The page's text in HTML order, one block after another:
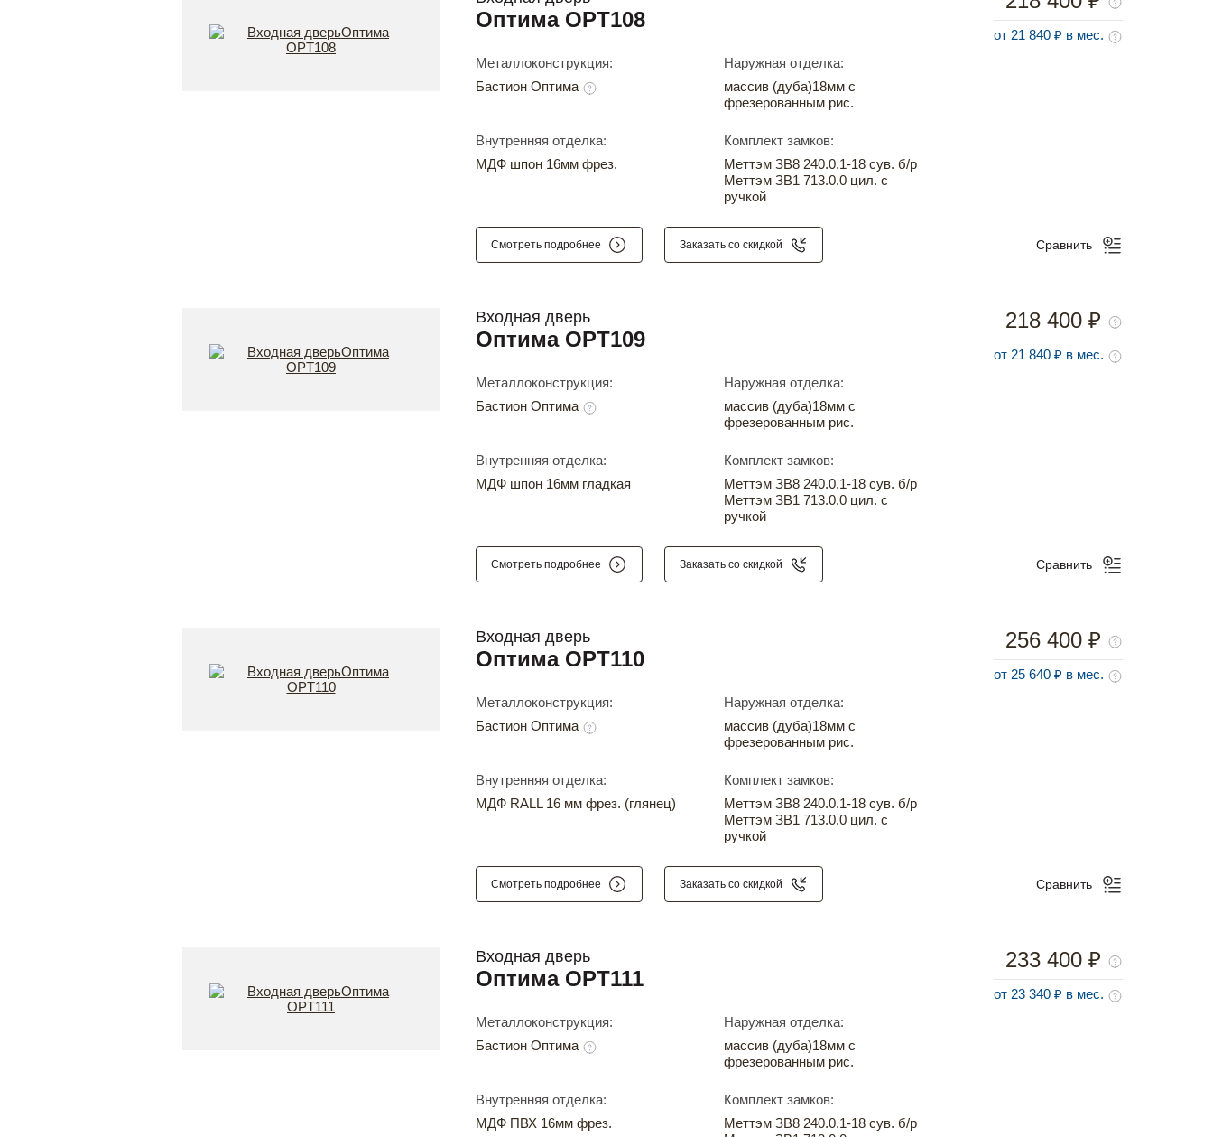
Оптима OPT108
Металлоконструкция:
Бастион Оптима
Наружная отделка:
массив (дуба)18мм с
фрезерованным рис.
Внутренняя отделка:
МДФ шпон 16мм фрез.
Комплект замков:
Меттэм ЗВ8 240.0.1-18 сув. б/р
Меттэм ЗВ1 713.0.0 цил. с
ручкой
от 21 840 ₽ в мес.
Смотреть подробнее Заказать со скидкой Сравнить
Входная дверь
Оптима OPT109
Металлоконструкция:
Бастион Оптима
Наружная отделка:
массив (дуба)18мм с
фрезерованным рис.
Внутренняя отделка:
МДФ шпон 16мм гладкая
Комплект замков:
Меттэм ЗВ8 240.0.1-18 сув. б/р
Меттэм ЗВ1 713.0.0 цил. с
ручкой
218 400 ₽
от 21 840 ₽ в мес.
Смотреть подробнее Заказать со скидкой Сравнить
Входная дверь
Оптима OPT110
Металлоконструкция:
Бастион Оптима
Наружная отделка:
массив (дуба)18мм с
фрезерованным рис.
Внутренняя отделка:
МДФ RALL 16 мм фрез. (глянец)
Комплект замков:
Меттэм ЗВ8 240.0.1-18 сув. б/р
Меттэм ЗВ1 713.0.0 цил. с
ручкой
256 400 ₽
от 25 640 ₽ в мес.
Смотреть подробнее Заказать со скидкой Сравнить
Входная дверь
Оптима OPT111
Металлоконструкция:
Бастион Оптима
Наружная отделка:
массив (дуба)18мм с
фрезерованным рис.
Внутренняя отделка:
МДФ ПВХ 16мм фрез.
Комплект замков:
Меттэм ЗВ8 240.0.1-18 сув. б/р
233 400 ₽
от 23 340 ₽ в мес.